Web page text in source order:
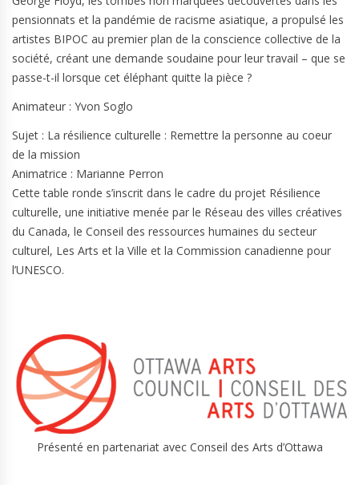
pensionnats et la pandémie de racisme asiatique, a propulsé les
artistes BIPOC au premier plan de la conscience collective de la
société, créant une demande soudaine pour leur travail – que se
passe-t-il lorsque cet éléphant quitte la pièce ?
Animateur : Yvon Soglo
Sujet : La résilience culturelle : Remettre la personne au coeur
de la mission
Animatrice : Marianne Perron
Cette table ronde s’inscrit dans le cadre du projet Résilience
culturelle, une initiative menée par le Réseau des villes créatives
du Canada, le Conseil des ressources humaines du secteur
culturel, Les Arts et la Ville et la Commission canadienne pour
l’UNESCO.
Présenté en partenariat avec Conseil des Arts d’Ottawa